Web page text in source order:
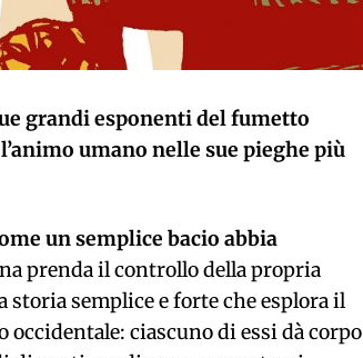
grandi esponenti del fumetto
umano nelle sue pieghe più
un semplice bacio abbia
prenda il controllo della propria
semplice e forte che esplora il
occidentale: ciascuno di essi dà corpo